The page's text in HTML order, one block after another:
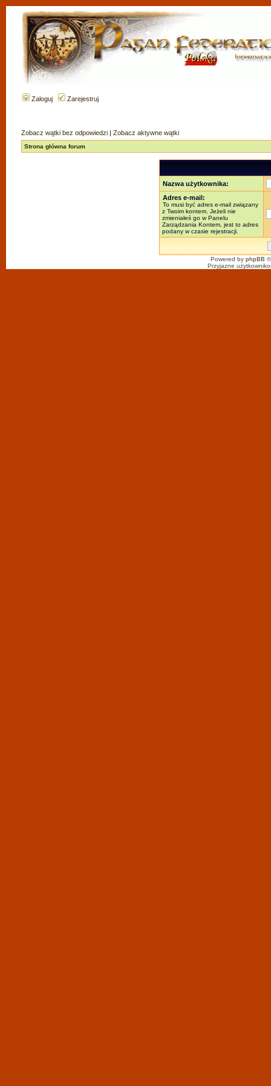
Zaloguj Zarejestruj
Zobacz wątki bez odpowiedzi | Zobacz aktywne wątki
Strona główna forum
Nazwa użytkownika:
Adres e-mail:
To musi być adres e-mail związany
z Twoim kontem. Jeżeli nie
zmieniałeś go w Panelu
Zarządzania Kontem, jest to adres
podany w czasie rejestracji.
Powered by phpBB
Przyjazne